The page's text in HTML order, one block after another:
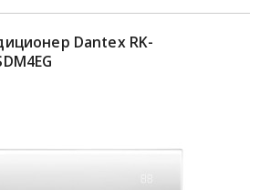
Dantex RK-